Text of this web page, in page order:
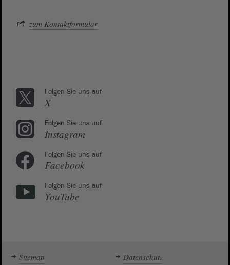
zum Kontaktformular
Folgen Sie uns auf
X
Folgen Sie uns auf
Instagram
Folgen Sie uns auf
Facebook
Folgen Sie uns auf
YouTube
Sitemap Datenschutz